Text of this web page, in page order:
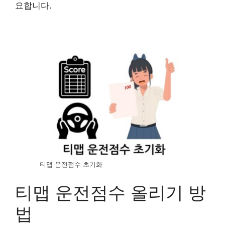
요합니다.
티맵 운전점수 초기화
티맵 운전점수 올리기 방
법